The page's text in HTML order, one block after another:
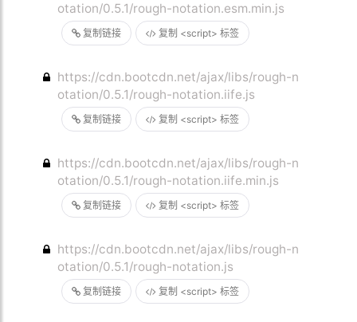
复制链接 复制 <script> 标签
otation/0.5.1/rough-notation.esm.min.js
复制链接 复制 <script> 标签
https://cdn.bootcdn.net/ajax/libs/rough-n
otation/0.5.1/rough-notation.iife.js
复制链接 复制 <script> 标签
https://cdn.bootcdn.net/ajax/libs/rough-n
otation/0.5.1/rough-notation.iife.min.js
复制链接 复制 <script> 标签
https://cdn.bootcdn.net/ajax/libs/rough-n
otation/0.5.1/rough-notation.js